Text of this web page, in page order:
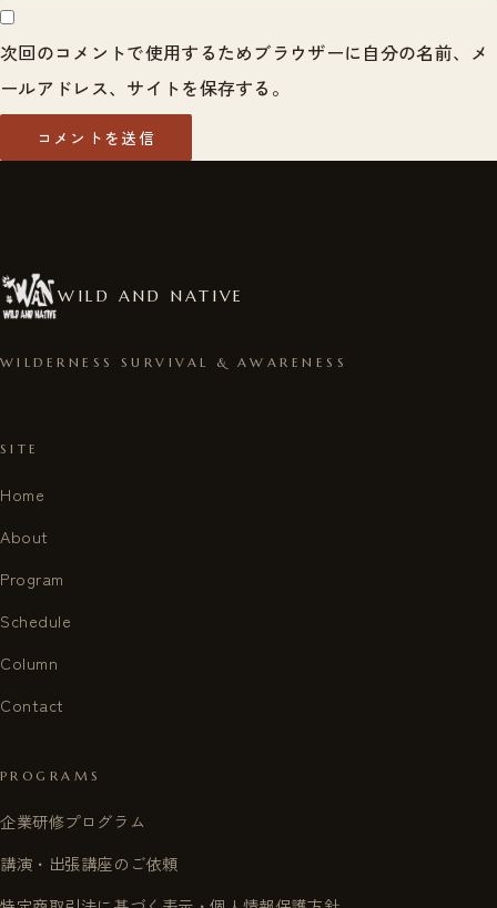
次回のコメントで使用するためブラウザーに自分の名前、メ
ールアドレス、サイトを保存する。
WILD AND NATIVE
WILDERNESS SURVIVAL & AWARENESS
SITE
Home
About
Program
Schedule
Column
Contact
PROGRAMS
企業研修プログラム
講演・出張講座のご依頼